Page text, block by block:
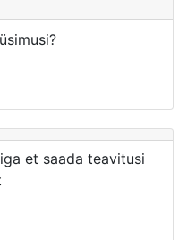
et saada teavitusi